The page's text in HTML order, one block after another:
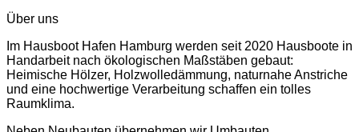
Über uns
Im Hausboot Hafen Hamburg werden seit 2020 Hausboote in
Handarbeit nach ökologischen Maßstäben gebaut:
Heimische Hölzer, Holzwolledämmung, naturnahe Anstriche
und eine hochwertige Verarbeitung schaffen ein tolles
Raumklima.